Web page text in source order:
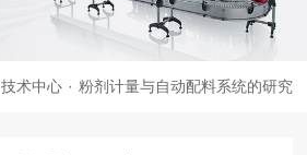
技术中心 · 粉剂计量与自动配料系统的研究